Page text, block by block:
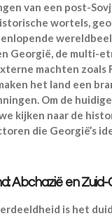
van een post-
wortels,
Georgië, de multi-
machten zoals
het land een
Om de
kijken naar de
die Georgië’s
Abchazië en
is het